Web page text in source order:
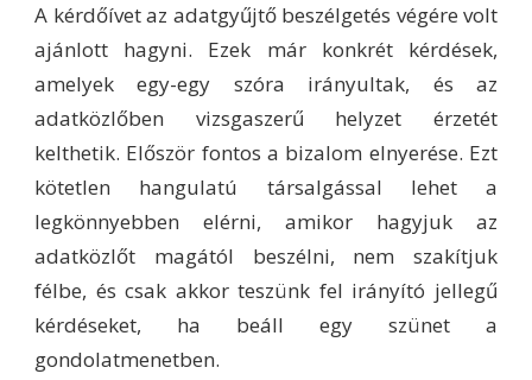
A kérdőívet az adatgyűjtő beszélgetés végére volt
ajánlott hagyni. Ezek már konkrét kérdések,
amelyek egy-egy szóra irányultak, és az
adatközlőben vizsgaszerű helyzet érzetét
kelthetik. Először fontos a bizalom elnyerése. Ezt
kötetlen hangulatú társalgással lehet a
legkönnyebben elérni, amikor hagyjuk az
adatközlőt magától beszélni, nem szakítjuk
félbe, és csak akkor teszünk fel irányító jellegű
kérdéseket, ha beáll egy szünet a
gondolatmenetben.